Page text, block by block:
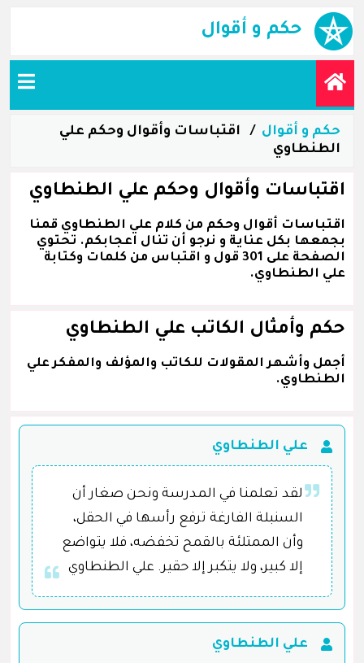
حكم و أقوال
حكم و أقوال
اقتباسات وأقوال وحكم علي
الطنطاوي
اقتباسات وأقوال وحكم علي الطنطاوي
اقتباسات أقوال وحكم من كلام علي الطنطاوي قمنا
بجمعها بكل عناية و نرجو أن تنال اعجابكم. تحتوي
الصفحة على 301 قول و اقتباس من كلمات وكتابة
علي الطنطاوي.
حكم وأمثال الكاتب علي الطنطاوي
أجمل وأشهر المقولات للكاتب والمؤلف والمفكر علي
الطنطاوي.
علي الطنطاوي
لقد تعلمنا في المدرسة ونحن صغار أن
السنبلة الفارغة ترفع رأسها في الحقل،
وأن الممتلئة بالقمح تخفضه، فلا يتواضع
إلا كبير، ولا يتكبر إلا حقير. علي الطنطاوي
علي الطنطاوي